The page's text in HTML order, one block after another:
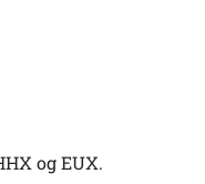
og EUX.